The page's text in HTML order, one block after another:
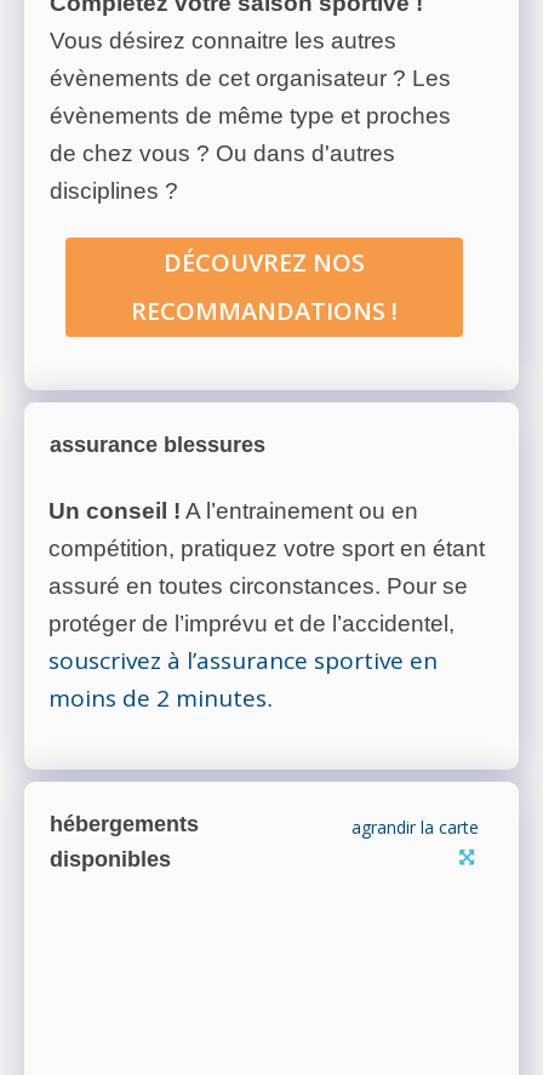
Vous désirez connaitre les autres
évènements de cet organisateur ? Les
évènements de même type et proches
de chez vous ? Ou dans d'autres
disciplines ?
DÉCOUVREZ NOS
RECOMMANDATIONS !
assurance blessures
Un conseil ! A l’entrainement ou en
compétition, pratiquez votre sport en étant
assuré en toutes circonstances. Pour se
protéger de l’imprévu et de l’accidentel,
souscrivez à l’assurance sportive en
moins de 2 minutes.
hébergements
disponibles
agrandir la carte